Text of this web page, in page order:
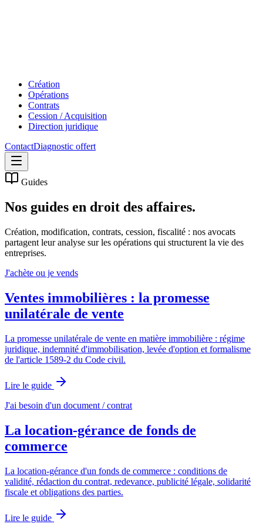
Création
Opérations
Contrats
Cession / Acquisition
Direction juridique
ContactDiagnostic offert
Guides
Nos guides en droit des affaires.
Création, modification, contrats, cession, fiscalité : nos avocats
partagent leur analyse sur les opérations qui structurent la vie des
entreprises.
J'achète ou je vends
Ventes immobilières : la promesse
unilatérale de vente
La promesse unilatérale de vente en matière immobilière : régime
juridique, indemnité d'immobilisation, levée d'option et formalisme
de l'article 1589-2 du Code civil.
Lire le guide
J'ai besoin d'un document / contrat
La location-gérance de fonds de
commerce
La location-gérance d'un fonds de commerce : conditions de
validité, rédaction du contrat, redevance, publicité légale, solidarité
fiscale et obligations des parties.
Lire le guide